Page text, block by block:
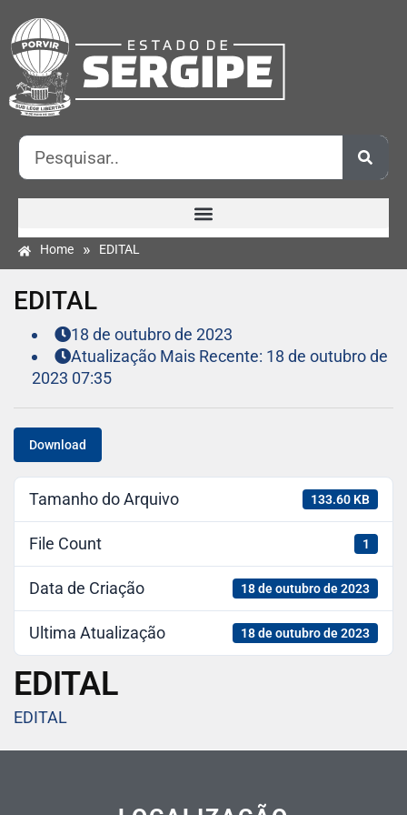
Home » EDITAL
EDITAL
18 de outubro de 2023
Atualização Mais Recente: 18 de outubro de
2023 07:35
Download
Tamanho do Arquivo 133.60 KB
File Count 1
Data de Criação 18 de outubro de 2023
Ultima Atualização 18 de outubro de 2023
EDITAL
EDITAL